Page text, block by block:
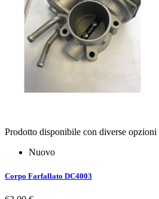
Prodotto disponibile con diverse opzioni
Nuovo
Corpo Farfallato DC4003